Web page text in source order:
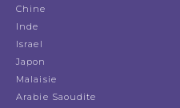
Chine
Inde
Israel
Japon
Malaisie
Arabie Saoudite